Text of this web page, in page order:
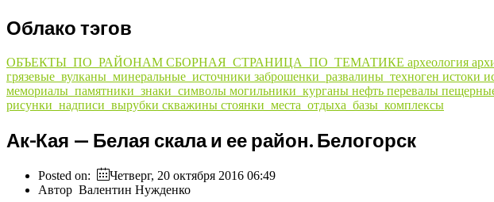
Облако тэгов
ОБЪЕКТЫ_ПО_РАЙОНАМ СБОРНАЯ_СТРАНИЦА_ПО_ТЕМАТИКЕ археология
грязевые_вулканы_минеральные_источники заброшенки_развалины_техноген истоки
мемориалы_памятники_знаки_символы могильники_курганы нефть перевалы
рисунки_надписи_вырубки скважины стоянки_места_отдыха_базы_комплексы
Ак-Кая — Белая скала и ее район. Белогорск
Posted on:
Четверг, 20 октября 2016 06:49
Автор Валентин Нужденко